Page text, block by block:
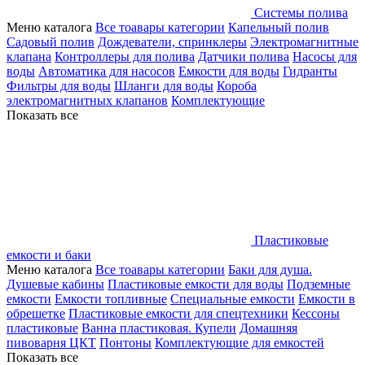
Системы полива
Меню каталога Все тоавары категории Капельный полив
Садовый полив Дождеватели, спринклеры Электромагнитные
клапана Контроллеры для полива Датчики полива Насосы для
воды Автоматика для насосов Емкости для воды Гидранты
Фильтры для воды Шланги для воды Короба
электромагнитных клапанов Комплектующие
Показать все
Пластиковые
емкости и баки
Меню каталога Все тоавары категории Баки для душа.
Душевые кабины Пластиковые емкости для воды Подземные
емкости Емкости топливные Специальные емкости Емкости в
обрешетке Пластиковые емкости для спецтехники Кессоны
пластиковые Ванна пластиковая. Купели Домашняя
пивоварня ЦКТ Понтоны Комплектующие для емкостей
Показать все